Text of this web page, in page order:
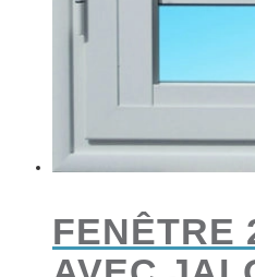
FENÊTRE